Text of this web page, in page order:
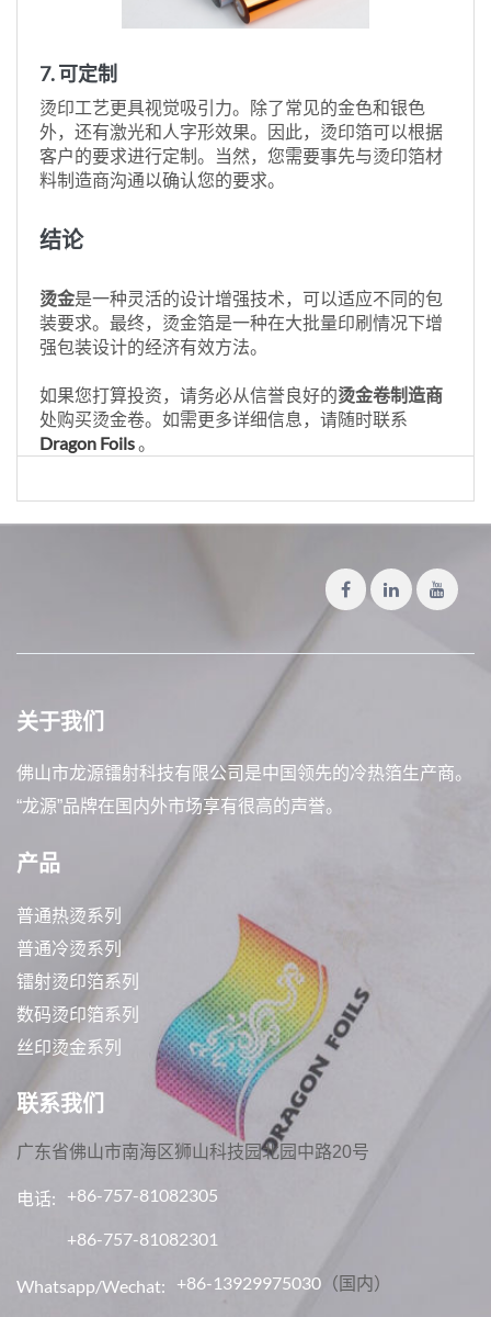
7. 可定制
烫印工艺更具视觉吸引力。除了常见的金色和银色
外，还有激光和人字形效果。因此，烫印箔可以根据
客户的要求进行定制。当然，您需要事先与烫印箔材
料制造商沟通以确认您的要求。
结论
烫金是一种灵活的设计增强技术，可以适应不同的包
装要求。最终，烫金箔是一种在大批量印刷情况下增
强包装设计的经济有效方法。
如果您打算投资，请务必从信誉良好的烫金卷制造商
处购买烫金卷。如需更多详细信息，请随时联系
Dragon Foils。
关于我们
佛山市龙源镭射科技有限公司是中国领先的冷热箔生产商。
“龙源”品牌在国内外市场享有很高的声誉。
产品
普通热烫系列
普通冷烫系列
镭射烫印箔系列
数码烫印箔系列
丝印烫金系列
联系我们
广东省佛山市南海区狮山科技园北园中路20号
电话: +86-757-81082305
+86-757-81082301
Whatsapp/Wechat: +86-13929975030 （国内）